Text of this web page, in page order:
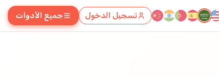
تسجيل الدخول جميع الأدوات